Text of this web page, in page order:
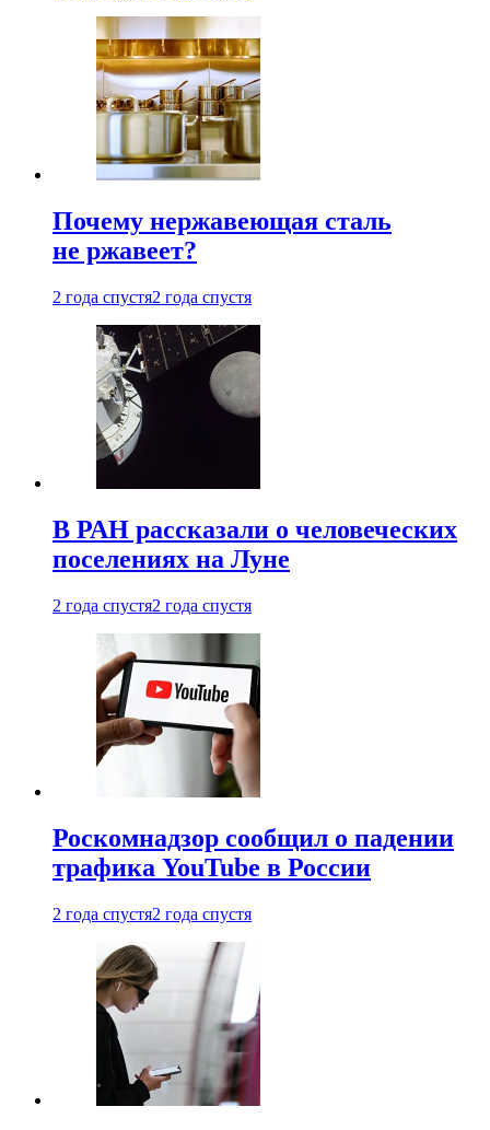
Почему нержавеющая сталь
не ржавеет?
2 года спустя2 года спустя
В РАН рассказали о человеческих
поселениях на Луне
2 года спустя2 года спустя
Роскомнадзор сообщил о падении
трафика YouTube в России
2 года спустя2 года спустя